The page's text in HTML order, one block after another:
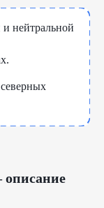
и нейтральной